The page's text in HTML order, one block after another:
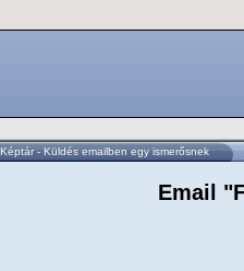
Képtár - Küldés emailben egy ismerősnek
Email